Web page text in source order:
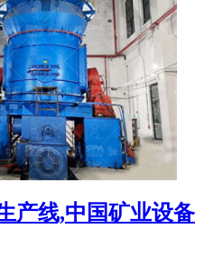
产线,中国矿业设备